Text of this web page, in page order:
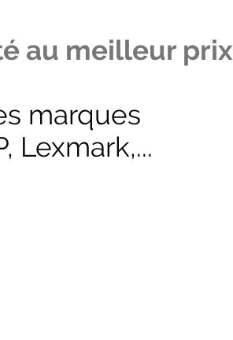
au meilleur prix
marques
Lexmark,...